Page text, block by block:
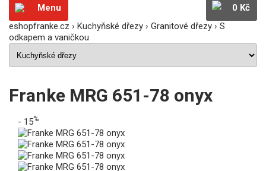
Menu
0 Kč
eshopfranke.cz › Kuchyňské dřezy › Granitové dřezy › S
odkapem a vaničkou
Franke MRG 651-78 onyx
- 15%